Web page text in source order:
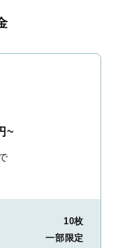
道府県に在籍してい
に残る素敵な撮影体
洗練された仕上がり
！」と思える一枚に
~
10枚
一部限定